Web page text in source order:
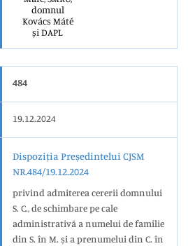
domnul
Kovács Máté
și DAPL
484
19.12.2024
Dispoziția Președintelui CJSM
NR.484/19.12.2024
privind admiterea cererii domnului
S. C., de schimbare pe cale
administrativă a numelui de familie
din S. în M. și a prenumelui din C. în